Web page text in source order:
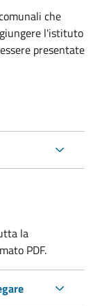
che
l'istituto
presentate
la
PDF.